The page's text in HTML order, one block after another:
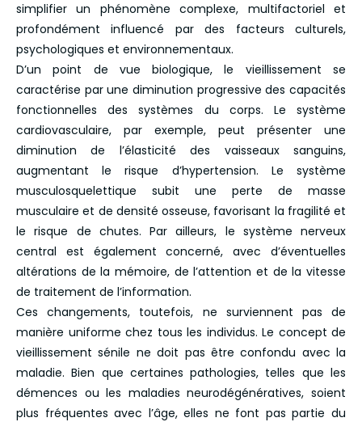
simplifier un phénomène complexe, multifactoriel et
profondément influencé par des facteurs culturels,
psychologiques et environnementaux.
D’un point de vue biologique, le vieillissement se
caractérise par une diminution progressive des capacités
fonctionnelles des systèmes du corps. Le système
cardiovasculaire, par exemple, peut présenter une
diminution de l’élasticité des vaisseaux sanguins,
augmentant le risque d’hypertension. Le système
musculosquelettique subit une perte de masse
musculaire et de densité osseuse, favorisant la fragilité et
le risque de chutes. Par ailleurs, le système nerveux
central est également concerné, avec d’éventuelles
altérations de la mémoire, de l’attention et de la vitesse
de traitement de l’information.
Ces changements, toutefois, ne surviennent pas de
manière uniforme chez tous les individus. Le concept de
vieillissement sénile ne doit pas être confondu avec la
maladie. Bien que certaines pathologies, telles que les
démences ou les maladies neurodégénératives, soient
plus fréquentes avec l’âge, elles ne font pas partie du